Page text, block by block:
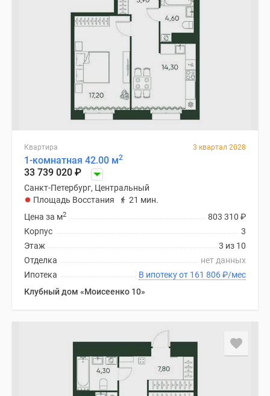
Квартира 3 квартал 2028
1-комнатная 42.00 м2
33 739 020 ₽
Санкт-Петербург, Центральный
Площадь Восстания
21 мин.
803 310 ₽
Цена за м2
3
Корпус
3 из 10
Этаж
нет данных
Отделка
В ипотеку от 161 806₽/мес
Ипотека
Клубный дом «Моисеенко 10»